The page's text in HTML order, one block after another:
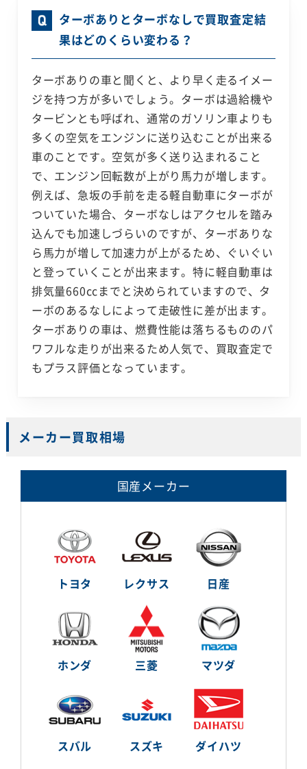
ターボありとターボなしで買取査定結
果はどのくらい変わる？
ターボありの車と聞くと、より早く走るイメー
ジを持つ方が多いでしょう。ターボは過給機や
タービンとも呼ばれ、通常のガソリン車よりも
多くの空気をエンジンに送り込むことが出来る
車のことです。空気が多く送り込まれること
で、エンジン回転数が上がり馬力が増します。
例えば、急坂の手前を走る軽自動車にターボが
ついていた場合、ターボなしはアクセルを踏み
込んでも加速しづらいのですが、ターボありな
ら馬力が増して加速力が上がるため、ぐいぐい
と登っていくことが出来ます。特に軽自動車は
排気量660ccまでと決められていますので、タ
ーボのあるなしによって走破性に差が出ます。
ターボありの車は、燃費性能は落ちるもののパ
ワフルな走りが出来るため人気で、買取査定で
もプラス評価となっています。
メーカー買取相場
国産メーカー
トヨタ レクサス 日産
ホンダ 三菱 マツダ
スバル スズキ ダイハツ